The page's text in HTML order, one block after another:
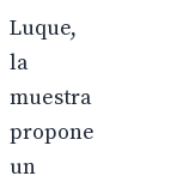
Luque,
la
muestra
propone
un